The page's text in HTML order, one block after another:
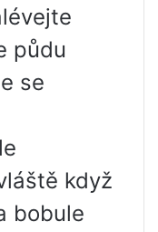
půdu
se
když
bobule